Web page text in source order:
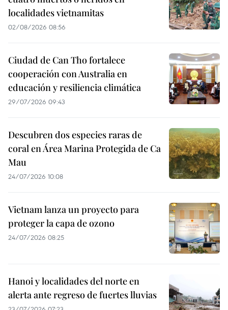
localidades vietnamitas
02/08/2026 08:56
Ciudad de Can Tho fortalece
cooperación con Australia en
educación y resiliencia climática
29/07/2026 09:43
Descubren dos especies raras de
coral en Área Marina Protegida de Ca
Mau
24/07/2026 10:08
Vietnam lanza un proyecto para
proteger la capa de ozono
24/07/2026 08:25
Hanoi y localidades del norte en
alerta ante regreso de fuertes lluvias